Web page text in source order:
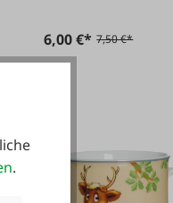
6,00 €* 7,50 €*
.